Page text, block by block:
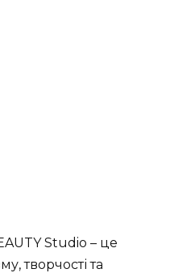
Studio – це
творчості та